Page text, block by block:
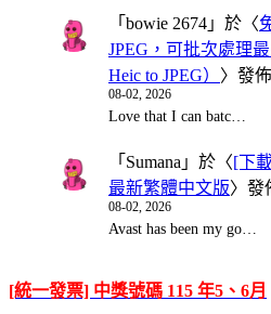
「 bowie 2674 」於〈
JPEG，可批次處理
Heic to JPEG） 〉發
08-02, 2026
Love that I can batc…
「 Sumana 」於〈[下
最新繁體中文版〉發
08-02, 2026
Avast has been my go…
[統一發票] 中獎號碼 115 年5、6月